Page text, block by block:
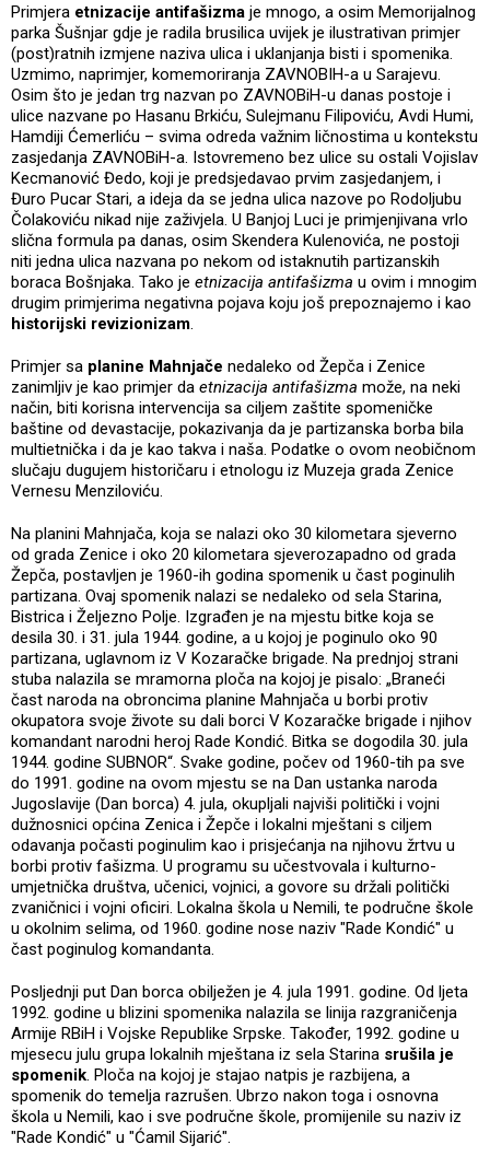
Primjera etnizacije antifašizma je mnogo, a osim Memorijalnog
parka Šušnjar gdje je radila brusilica uvijek je ilustrativan primjer
(post)ratnih izmjene naziva ulica i uklanjanja bisti i spomenika.
Uzmimo, naprimjer, komemoriranja ZAVNOBIH-a u Sarajevu.
Osim što je jedan trg nazvan po ZAVNOBiH-u danas postoje i
ulice nazvane po Hasanu Brkiću, Sulejmanu Filipoviću, Avdi Humi,
Hamdiji Ćemerliću – svima odreda važnim ličnostima u kontekstu
zasjedanja ZAVNOBiH-a. Istovremeno bez ulice su ostali Vojislav
Kecmanović Đedo, koji je predsjedavao prvim zasjedanjem, i
Đuro Pucar Stari, a ideja da se jedna ulica nazove po Rodoljubu
Čolakoviću nikad nije zaživjela. U Banjoj Luci je primjenjivana vrlo
slična formula pa danas, osim Skendera Kulenovića, ne postoji
niti jedna ulica nazvana po nekom od istaknutih partizanskih
boraca Bošnjaka. Tako je etnizacija antifašizma u ovim i mnogim
drugim primjerima negativna pojava koju još prepoznajemo i kao
historijski revizionizam.
Primjer sa planine Mahnjače nedaleko od Žepča i Zenice
zanimljiv je kao primjer da etnizacija antifašizma može, na neki
način, biti korisna intervencija sa ciljem zaštite spomeničke
baštine od devastacije, pokazivanja da je partizanska borba bila
multietnička i da je kao takva i naša. Podatke o ovom neobičnom
slučaju dugujem historičaru i etnologu iz Muzeja grada Zenice
Vernesu Menziloviću.
Na planini Mahnjača, koja se nalazi oko 30 kilometara sjeverno
od grada Zenice i oko 20 kilometara sjeverozapadno od grada
Žepča, postavljen je 1960-ih godina spomenik u čast poginulih
partizana. Ovaj spomenik nalazi se nedaleko od sela Starina,
Bistrica i Željezno Polje. Izgrađen je na mjestu bitke koja se
desila 30. i 31. jula 1944. godine, a u kojoj je poginulo oko 90
partizana, uglavnom iz V Kozaračke brigade. Na prednjoj strani
stuba nalazila se mramorna ploča na kojoj je pisalo: „Braneći
čast naroda na obroncima planine Mahnjača u borbi protiv
okupatora svoje živote su dali borci V Kozaračke brigade i njihov
komandant narodni heroj Rade Kondić. Bitka se dogodila 30. jula
1944. godine SUBNOR“. Svake godine, počev od 1960-tih pa sve
do 1991. godine na ovom mjestu se na Dan ustanka naroda
Jugoslavije (Dan borca) 4. jula, okupljali najviši politički i vojni
dužnosnici općina Zenica i Žepče i lokalni mještani s ciljem
odavanja počasti poginulim kao i prisjećanja na njihovu žrtvu u
borbi protiv fašizma. U programu su učestvovala i kulturno-
umjetnička društva, učenici, vojnici, a govore su držali politički
zvaničnici i vojni oficiri. Lokalna škola u Nemili, te područne škole
u okolnim selima, od 1960. godine nose naziv "Rade Kondić" u
čast poginulog komandanta.
Posljednji put Dan borca obilježen je 4. jula 1991. godine. Od ljeta
1992. godine u blizini spomenika nalazila se linija razgraničenja
Armije RBiH i Vojske Republike Srpske. Također, 1992. godine u
mjesecu julu grupa lokalnih mještana iz sela Starina srušila je
spomenik. Ploča na kojoj je stajao natpis je razbijena, a
spomenik do temelja razrušen. Ubrzo nakon toga i osnovna
škola u Nemili, kao i sve područne škole, promijenile su naziv iz
"Rade Kondić" u "Ćamil Sijarić".